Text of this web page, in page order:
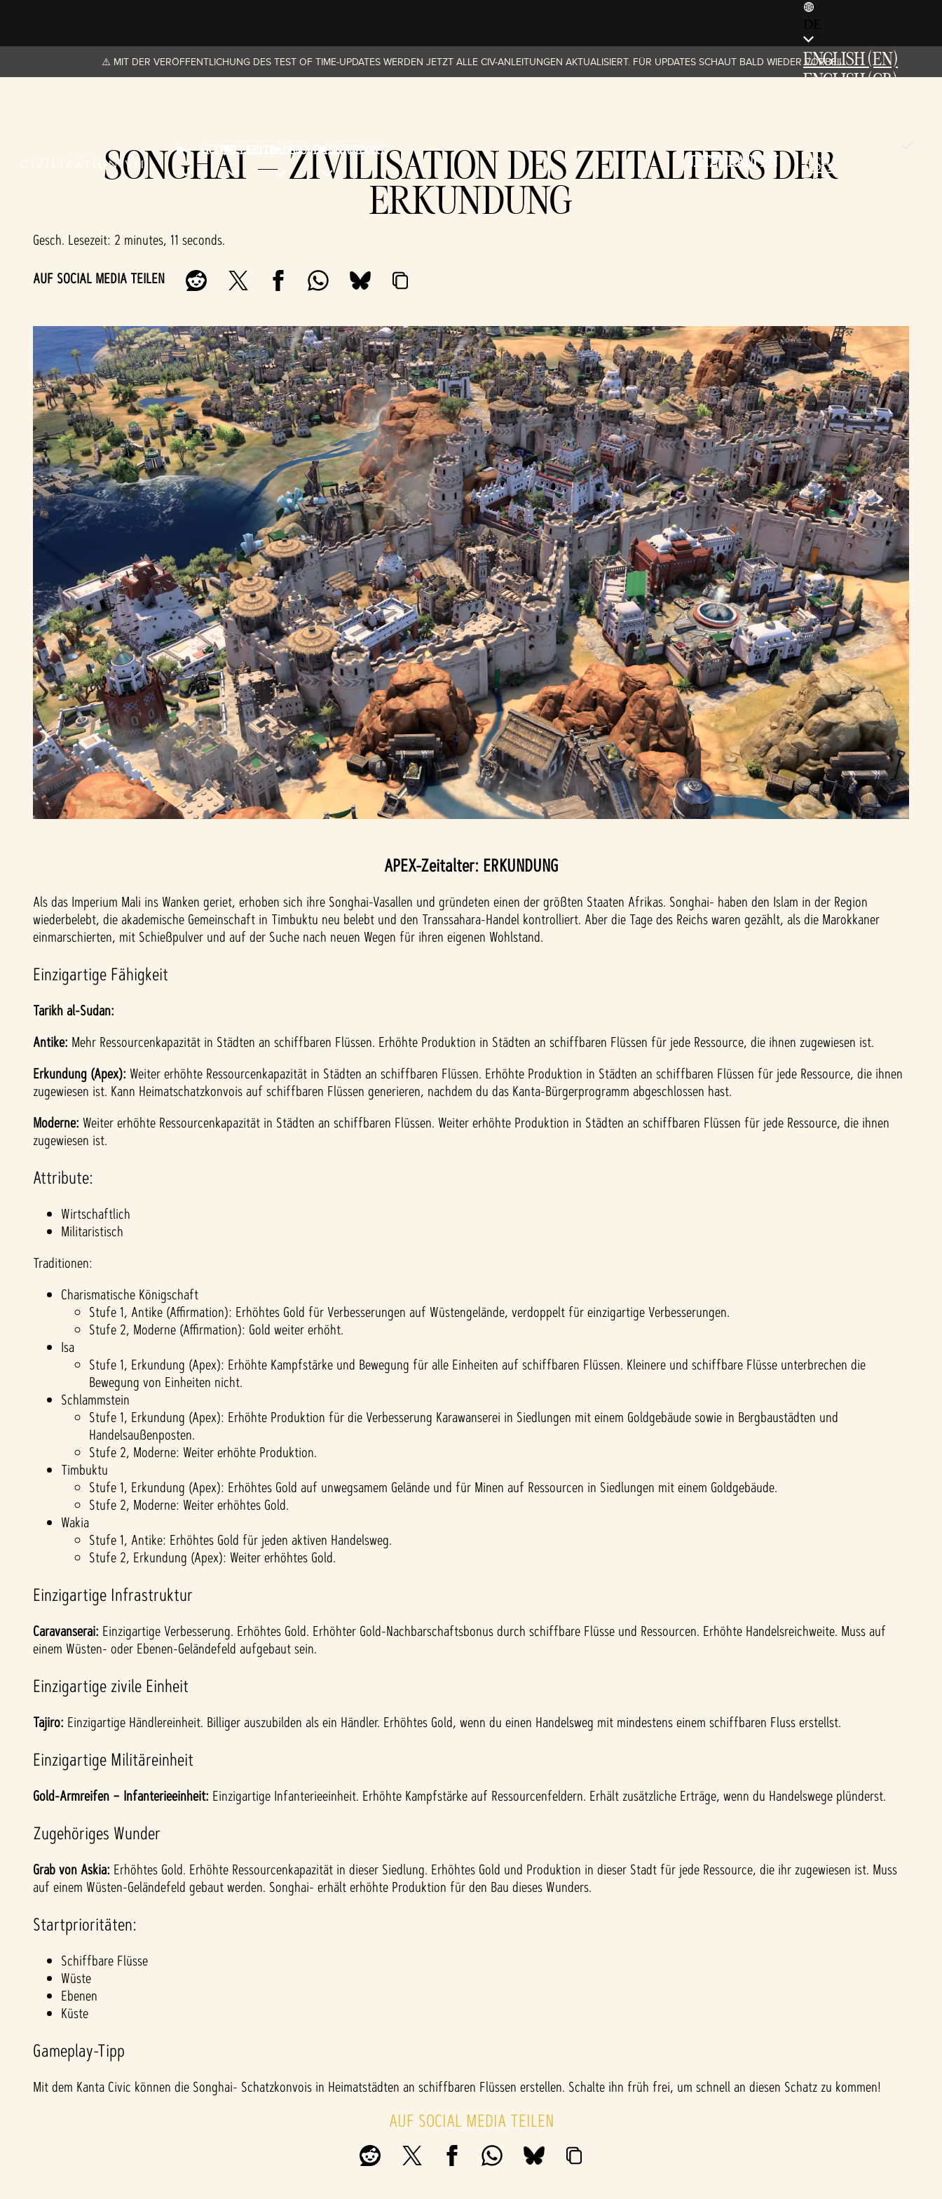
AKTUELLELEITFÄDENCOMMUNITYSUPPORT
JETZT KAUFEN
ENGLISH (EN)
ENGLISH (GB)
ESPAÑOL (ES)
ESPAÑOL (MX)
⚠️ MIT DER VERÖFFENTLICHUNG DES TEST OF TIME-UPDATES WERDEN JETZT ALLE CIV-ANLEITUNGEN AKTUALISIERT. FÜR UPDATES SCHAUT BALD WIEDER VORBEI!
SONGHAI – ZIVILISATION DES ZEITALTERS DER
ERKUNDUNG
Gesch. Lesezeit 2 minutes, 11 seconds
AUF SOCIAL MEDIA TEILEN
APEX-Zeitalter: ERKUNDUNG
Als das Imperium Mali ins Wanken geriet, erhoben sich ihre Songhai-Vasallen und gründeten einen der größten Staaten Afrikas. Songhai- haben den Islam in der Region
wiederbelebt, die akademische Gemeinschaft in Timbuktu neu belebt und den Transsahara-Handel kontrolliert. Aber die Tage des Reichs waren gezählt, als die Marokkaner
einmarschierten, mit Schießpulver und auf der Suche nach neuen Wegen für ihren eigenen Wohlstand.
Einzigartige Fähigkeit
Tarikh al-Sudan:
Antike: Mehr Ressourcenkapazität in Städten an schiffbaren Flüssen. Erhöhte Produktion in Städten an schiffbaren Flüssen für jede Ressource, die ihnen zugewiesen ist.
Erkundung (Apex): Weiter erhöhte Ressourcenkapazität in Städten an schiffbaren Flüssen. Erhöhte Produktion in Städten an schiffbaren Flüssen für jede Ressource, die ihnen
zugewiesen ist. Kann Heimatschatzkonvois auf schiffbaren Flüssen generieren, nachdem du das Kanta-Bürgerprogramm abgeschlossen hast.
Moderne: Weiter erhöhte Ressourcenkapazität in Städten an schiffbaren Flüssen. Weiter erhöhte Produktion in Städten an schiffbaren Flüssen für jede Ressource, die ihnen
zugewiesen ist.
Attribute:
Wirtschaftlich
Militaristisch
Traditionen:
Charismatische Königschaft
Stufe 1, Antike (Affirmation): Erhöhtes Gold für Verbesserungen auf Wüstengelände, verdoppelt für einzigartige Verbesserungen.
Stufe 2, Moderne (Affirmation): Gold weiter erhöht.
Isa
Stufe 1, Erkundung (Apex): Erhöhte Kampfstärke und Bewegung für alle Einheiten auf schiffbaren Flüssen. Kleinere und schiffbare Flüsse unterbrechen die
Bewegung von Einheiten nicht.
Schlammstein
Stufe 1, Erkundung (Apex): Erhöhte Produktion für die Verbesserung Karawanserei in Siedlungen mit einem Goldgebäude sowie in Bergbaustädten und
Handelsaußenposten.
Stufe 2, Moderne: Weiter erhöhte Produktion.
Timbuktu
Stufe 1, Erkundung (Apex): Erhöhtes Gold auf unwegsamem Gelände und für Minen auf Ressourcen in Siedlungen mit einem Goldgebäude.
Stufe 2, Moderne: Weiter erhöhtes Gold.
Wakia
Stufe 1, Antike: Erhöhtes Gold für jeden aktiven Handelsweg.
Stufe 2, Erkundung (Apex): Weiter erhöhtes Gold.
Einzigartige Infrastruktur
Caravanserai: Einzigartige Verbesserung. Erhöhtes Gold. Erhöhter Gold-Nachbarschaftsbonus durch schiffbare Flüsse und Ressourcen. Erhöhte Handelsreichweite. Muss auf
einem Wüsten- oder Ebenen-Geländefeld aufgebaut sein.
Einzigartige zivile Einheit
Tajiro: Einzigartige Händlereinheit. Billiger auszubilden als ein Händler. Erhöhtes Gold, wenn du einen Handelsweg mit mindestens einem schiffbaren Fluss erstellst.
Einzigartige Militäreinheit
Gold-Armreifen – Infanterieeinheit: Einzigartige Infanterieeinheit. Erhöhte Kampfstärke auf Ressourcenfeldern. Erhält zusätzliche Erträge, wenn du Handelswege plünderst.
Zugehöriges Wunder
Grab von Askia: Erhöhtes Gold. Erhöhte Ressourcenkapazität in dieser Siedlung. Erhöhtes Gold und Produktion in dieser Stadt für jede Ressource, die ihr zugewiesen ist. Muss
auf einem Wüsten-Geländefeld gebaut werden. Songhai- erhält erhöhte Produktion für den Bau dieses Wunders.
Startprioritäten:
Schiffbare Flüsse
Wüste
Ebenen
Küste
Gameplay-Tipp
Mit dem Kanta Civic können die Songhai- Schatzkonvois in Heimatstädten an schiffbaren Flüssen erstellen. Schalte ihn früh frei, um schnell an diesen Schatz zu kommen!
AUF SOCIAL MEDIA TEILEN